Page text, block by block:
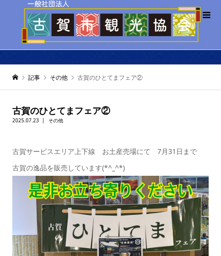
記事 その他 古賀のひとてまフェア②
古賀のひとてまフェア②
2025.07.23 その他
古賀サービスエリア上下線 お土産売場にて 7月31日まで
古賀の逸品を販売しています(*^_^*)